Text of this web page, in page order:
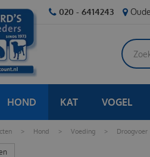
> Hond > Voeding > Droogvoer
020 - 6414243
HOND KAT VOGEL